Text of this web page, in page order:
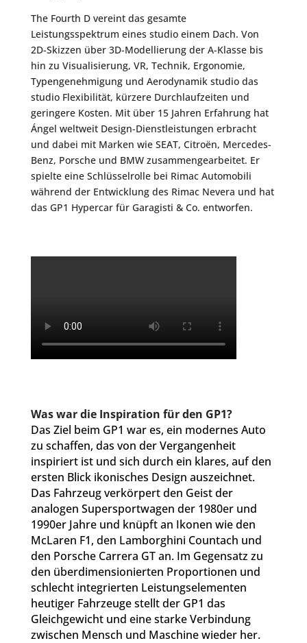
The Fourth D vereint das gesamte
Leistungsspektrum eines studio einem Dach. Von
2D-Skizzen über 3D-Modellierung der A-Klasse bis
hin zu Visualisierung, VR, Technik, Ergonomie,
Typengenehmigung und Aerodynamik studio das
studio Flexibilität, kürzere Durchlaufzeiten und
geringere Kosten. Mit über 15 Jahren Erfahrung hat
Ángel weltweit Design-Dienstleistungen erbracht
und dabei mit Marken wie SEAT, Citroën, Mercedes-
Benz, Porsche und BMW zusammengearbeitet. Er
spielte eine Schlüsselrolle bei Rimac Automobili
während der Entwicklung des Rimac Nevera und hat
das GP1 Hypercar für Garagisti & Co. entworfen.
Was war die Inspiration für den GP1?
Das Ziel beim GP1 war es, ein modernes Auto
zu schaffen, das von der Vergangenheit
inspiriert ist und sich durch ein klares, auf den
ersten Blick ikonisches Design auszeichnet.
Das Fahrzeug verkörpert den Geist der
analogen Supersportwagen der 1980er und
1990er Jahre und knüpft an Ikonen wie den
McLaren F1, den Lamborghini Countach und
den Porsche Carrera GT an. Im Gegensatz zu
den überdimensionierten Proportionen und
schlecht integrierten Leistungselementen
heutiger Fahrzeuge stellt der GP1 das
Gleichgewicht und eine starke Verbindung
zwischen Mensch und Maschine wieder her.